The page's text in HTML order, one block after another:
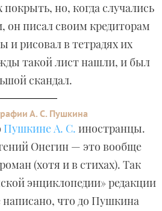
покрыть, но, когда случались
он писал своим кредиторам
и рисовал в тетрадях их
такой лист нашли, и был
скандал.
А. С. Пушкина
Пушкине А. С. иностранцы.
Онегин — это вообще
(хотя и в стихах). Так
энциклопедии» редакции
написано, что до Пушкина